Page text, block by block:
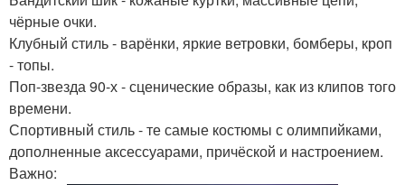
чёрные очки.
Клубный стиль - варёнки, яркие ветровки, бомберы, кроп
- топы.
Поп-звезда 90-х - сценические образы, как из клипов того
времени.
Спортивный стиль - те самые костюмы с олимпийками,
дополненные аксессуарами, причёской и настроением.
Важно: